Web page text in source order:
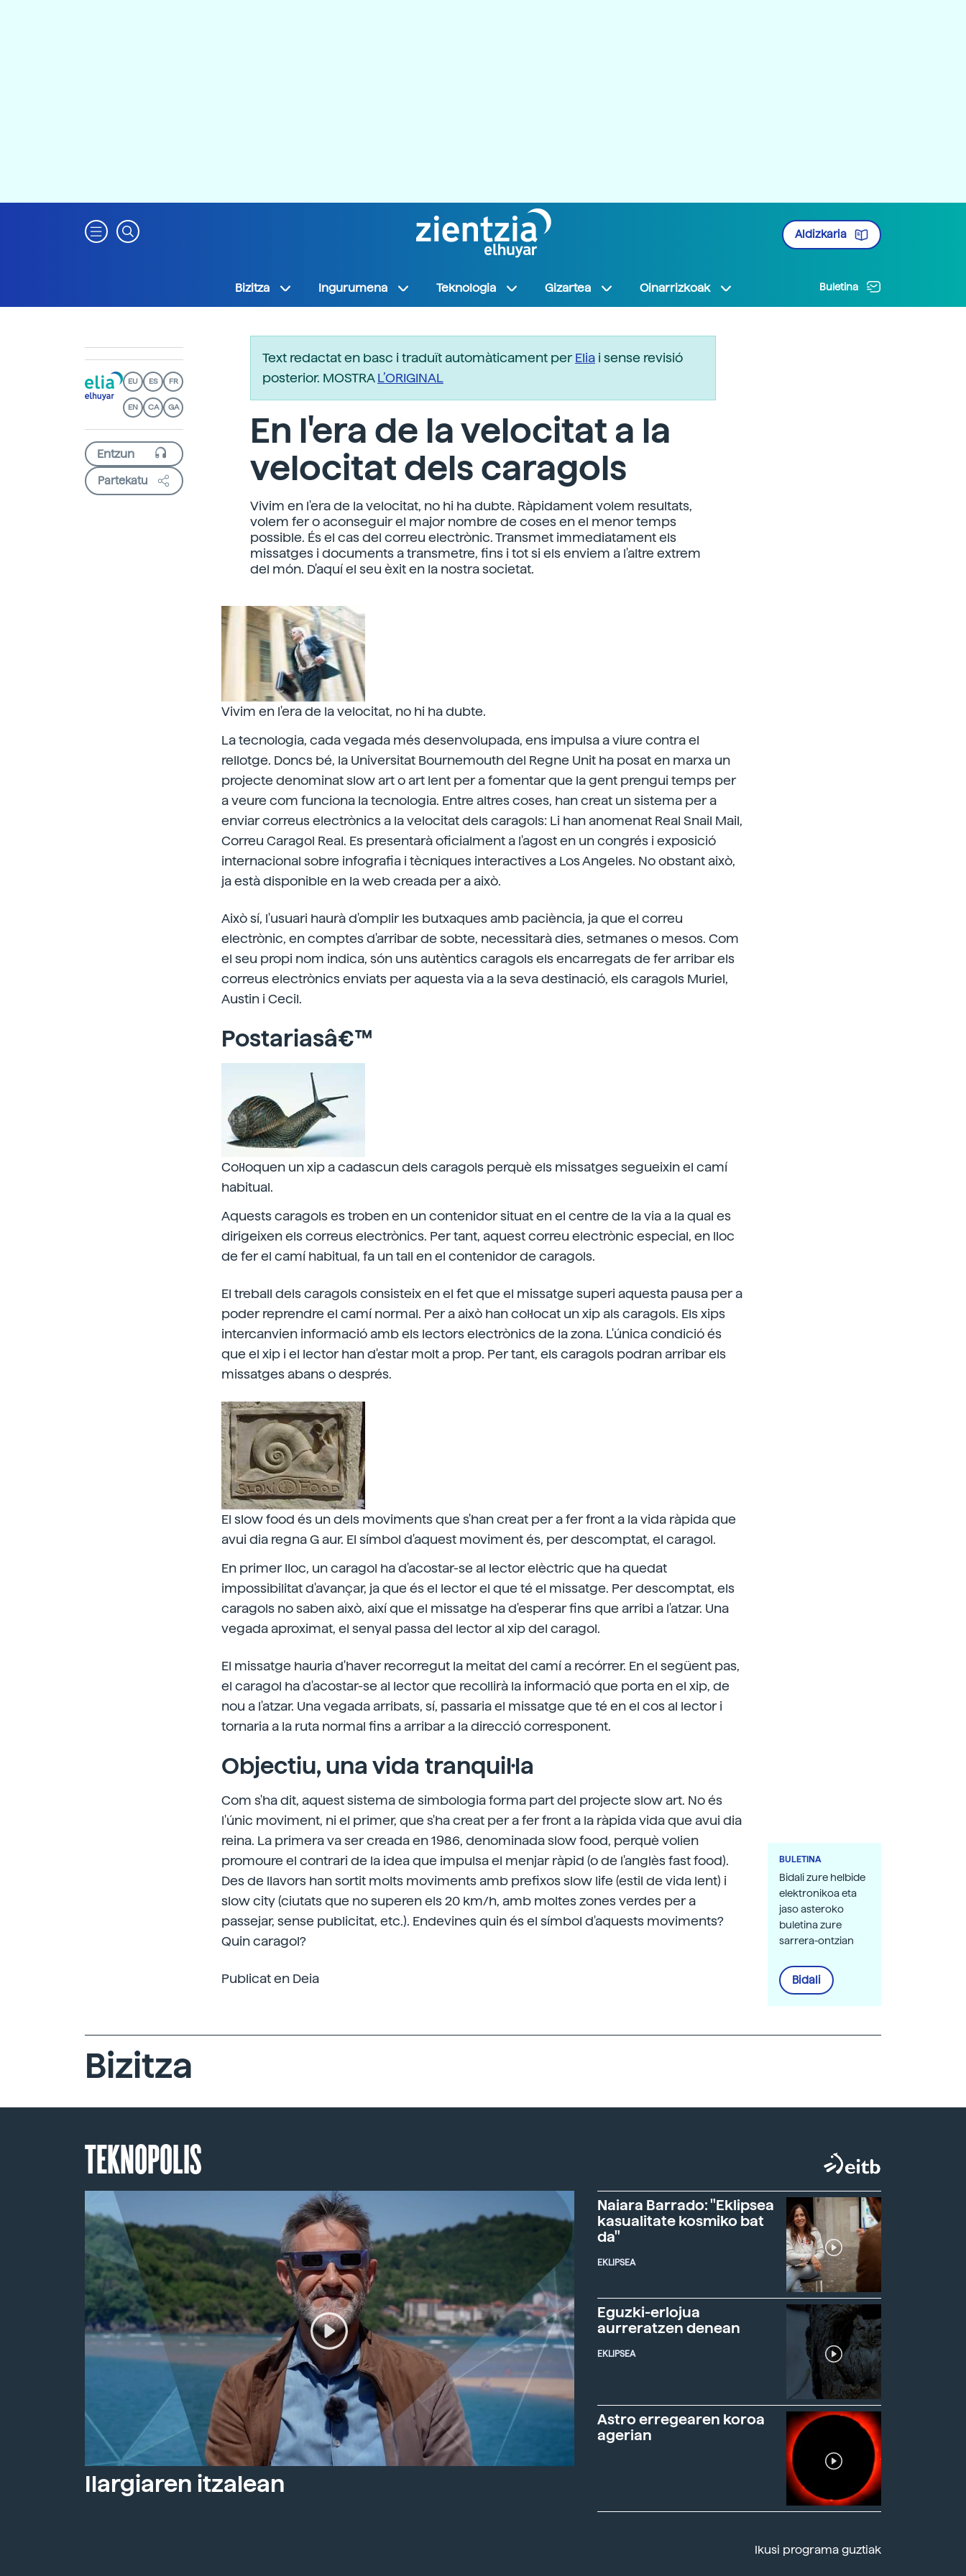
Aldizkaria
Bizitza Ingurumena Teknologia Gizartea Oinarrizkoak Buletina
EU ES FR
EN CA GA
Partekatu
Text redactat en basc i traduït automàticament perElia i sense revisió
posterior. MOSTRAL’ORIGINAL
En l'era de la velocitat a la
velocitat dels caragols
Vivim en l'era de la velocitat, no hi ha dubte. Ràpidament volem resultats,
volem fer o aconseguir el major nombre de coses en el menor temps
possible. És el cas del correu electrònic. Transmet immediatament els
missatges i documents a transmetre, fins i tot si els enviem a l'altre extrem
del món. D'aquí el seu èxit en la nostra societat.
Vivim en l'era de la velocitat, no hi ha dubte.
La tecnologia, cada vegada més desenvolupada, ens impulsa a viure contra el
rellotge. Doncs bé, la Universitat Bournemouth del Regne Unit ha posat en marxa un
projecte denominat slow art o art lent per a fomentar que la gent prengui temps per
a veure com funciona la tecnologia. Entre altres coses, han creat un sistema per a
enviar correus electrònics a la velocitat dels caragols: Li han anomenat Real Snail Mail,
Correu Caragol Real. Es presentarà oficialment a l'agost en un congrés i exposició
internacional sobre infografia i tècniques interactives a Los Angeles. No obstant això,
ja està disponible en la web creada per a això.
Això sí, l'usuari haurà d'omplir les butxaques amb paciència, ja que el correu
electrònic, en comptes d'arribar de sobte, necessitarà dies, setmanes o mesos. Com
el seu propi nom indica, són uns autèntics caragols els encarregats de fer arribar els
correus electrònics enviats per aquesta via a la seva destinació, els caragols Muriel,
Austin i Cecil.
Postariasâ€™
Col·loquen un xip a cadascun dels caragols perquè els missatges segueixin el camí
habitual.
Aquests caragols es troben en un contenidor situat en el centre de la via a la qual es
dirigeixen els correus electrònics. Per tant, aquest correu electrònic especial, en lloc
de fer el camí habitual, fa un tall en el contenidor de caragols.
El treball dels caragols consisteix en el fet que el missatge superi aquesta pausa per a
poder reprendre el camí normal. Per a això han col·locat un xip als caragols. Els xips
intercanvien informació amb els lectors electrònics de la zona. L'única condició és
que el xip i el lector han d'estar molt a prop. Per tant, els caragols podran arribar els
missatges abans o després.
El slow food és un dels moviments que s'han creat per a fer front a la vida ràpida que
avui dia regna G aur. El símbol d'aquest moviment és, per descomptat, el caragol.
En primer lloc, un caragol ha d'acostar-se al lector elèctric que ha quedat
impossibilitat d'avançar, ja que és el lector el que té el missatge. Per descomptat, els
caragols no saben això, així que el missatge ha d'esperar fins que arribi a l'atzar. Una
vegada aproximat, el senyal passa del lector al xip del caragol.
El missatge hauria d'haver recorregut la meitat del camí a recórrer. En el següent pas,
el caragol ha d'acostar-se al lector que recollirà la informació que porta en el xip, de
nou a l'atzar. Una vegada arribats, sí, passaria el missatge que té en el cos al lector i
tornaria a la ruta normal fins a arribar a la direcció corresponent.
Objectiu, una vida tranquil·la
Com s'ha dit, aquest sistema de simbologia forma part del projecte slow art. No és
l'únic moviment, ni el primer, que s'ha creat per a fer front a la ràpida vida que avui dia
reina. La primera va ser creada en 1986, denominada slow food, perquè volien
promoure el contrari de la idea que impulsa el menjar ràpid (o de l'anglès fast food).
Des de llavors han sortit molts moviments amb prefixos slow life (estil de vida lent) i
slow city (ciutats que no superen els 20 km/h, amb moltes zones verdes per a
passejar, sense publicitat, etc.). Endevines quin és el símbol d'aquests moviments?
Quin caragol?
Publicat en Deia
BULETINA
Bidali zure helbide
elektronikoa eta
jaso asteroko
buletina zure
sarrera-ontzian
Bidali
Bizitza
TEKNOPOLIS
Ilargiaren itzalean
Naiara Barrado: "Eklipsea
kasualitate kosmiko bat
da"
EKLIPSEA
Eguzki-erlojua
aurreratzen denean
EKLIPSEA
Astro erregearen koroa
agerian
Ikusi programa guztiak